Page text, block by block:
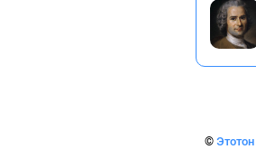
© Этотон